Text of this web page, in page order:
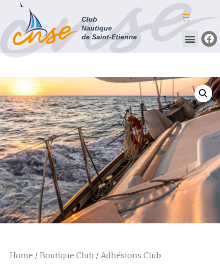
Club
Nautique
de Saint-Etienne
Home / Boutique Club / Adhésions Club